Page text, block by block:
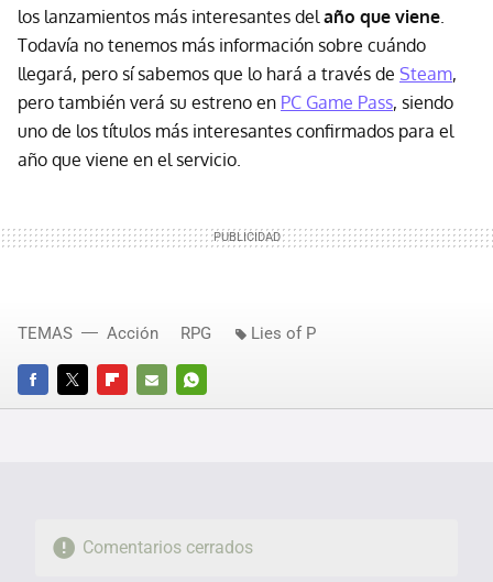
los lanzamientos más interesantes del año que viene
Todavía no tenemos más información sobre cuándo
llegará, pero sí sabemos que lo hará a través de Steam,
pero también verá su estreno en PC Game Pass, siendo
uno de los títulos más interesantes confirmados para el
año que viene en el servicio.
FACEBOOKTWITTERFLIPBOARD
E-
WHATSAPP
TEMAS Acción RPG Lies of P
Comentarios cerrados